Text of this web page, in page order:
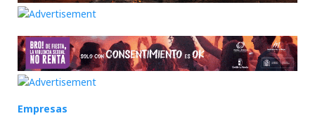
Empresas